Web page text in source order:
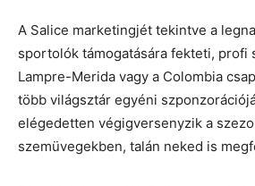
A Salice marketingjét tekintve a
sportolók támogatására fekteti, profi
Lampre-Merida vagy a Colombia
több világsztár egyéni
elégedetten végigversenyzik a
szemüvegekben, talán neked is